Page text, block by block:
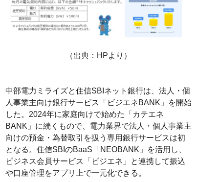
（出典：HPより）
中部電力ミライズと住信SBIネット銀行は、法人・個
人事業主向け銀行サービス「ビジエネBANK」を開始
した。2024年に家庭向けで始めた「カテエネ
BANK」に続くもので、電力業界で法人・個人事業主
向けの預金・為替取引を扱う専用銀行サービスは初
となる。住信SBIのBaaS「NEOBANK」を活用し、
ビジネス会員サービス「ビジエネ」と連携して振込
や口座管理をアプリ上で一元化できる。